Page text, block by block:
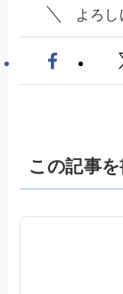
よろ
この記事